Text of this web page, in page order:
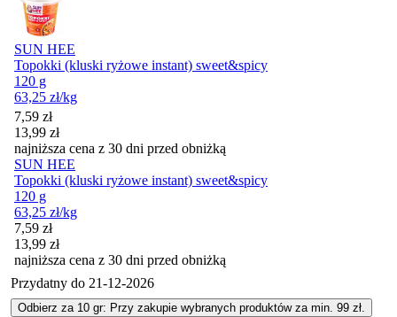
SUN HEE
Topokki (kluski ryżowe instant) sweet&spicy
120 g
63,25 zł/kg
Cena promocyjna
7,59 zł
13,99 zł
najniższa cena z 30 dni przed obniżką
SUN HEE
Topokki (kluski ryżowe instant) sweet&spicy
120 g
63,25 zł/kg
Cena promocyjna
7,59 zł
13,99 zł
najniższa cena z 30 dni przed obniżką
Przydatny do 21-12-2026
Odbierz za 10 gr: Przy zakupie wybranych produktów za min. 99 zł.